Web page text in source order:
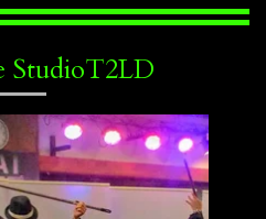
StudioT2LD